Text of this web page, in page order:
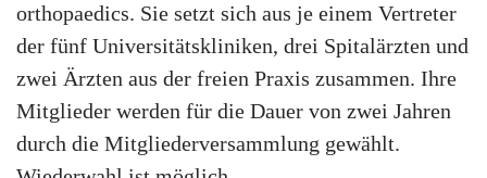
orthopaedics. Sie setzt sich aus je einem Vertreter
der fünf Universitätskliniken, drei Spitalärzten und
zwei Ärzten aus der freien Praxis zusammen. Ihre
Mitglieder werden für die Dauer von zwei Jahren
durch die Mitgliederversammlung gewählt.